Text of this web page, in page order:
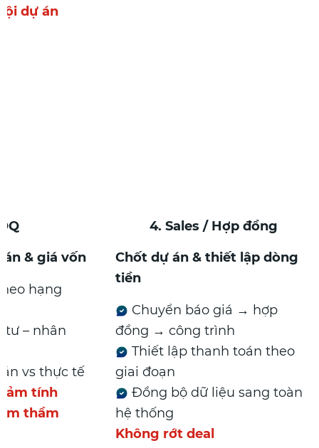
cơ hội dự án
3. BOQ
dự toán & giá vốn
theo hạng
vật tư – nhân
dự toán vs thực tế
giá cảm tính
vốn âm thầm
4. Sales / Hợp
Chốt dự án & thiết lập
Chuyển báo giá →
đồng → công trình
Thiết lập thanh toán
giai đoạn
Đồng bộ dữ liệu sang
hệ thống
Không rớt deal